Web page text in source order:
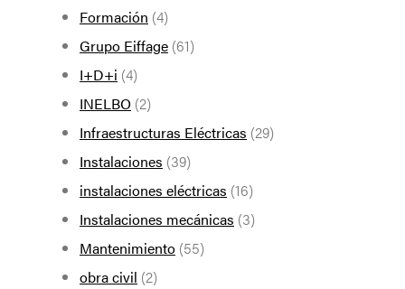
Formación (4)
Grupo Eiffage (61)
I+D+i (4)
INELBO (2)
Infraestructuras Eléctricas (29)
Instalaciones (39)
instalaciones eléctricas (16)
Instalaciones mecánicas (3)
Mantenimiento (55)
obra civil (2)